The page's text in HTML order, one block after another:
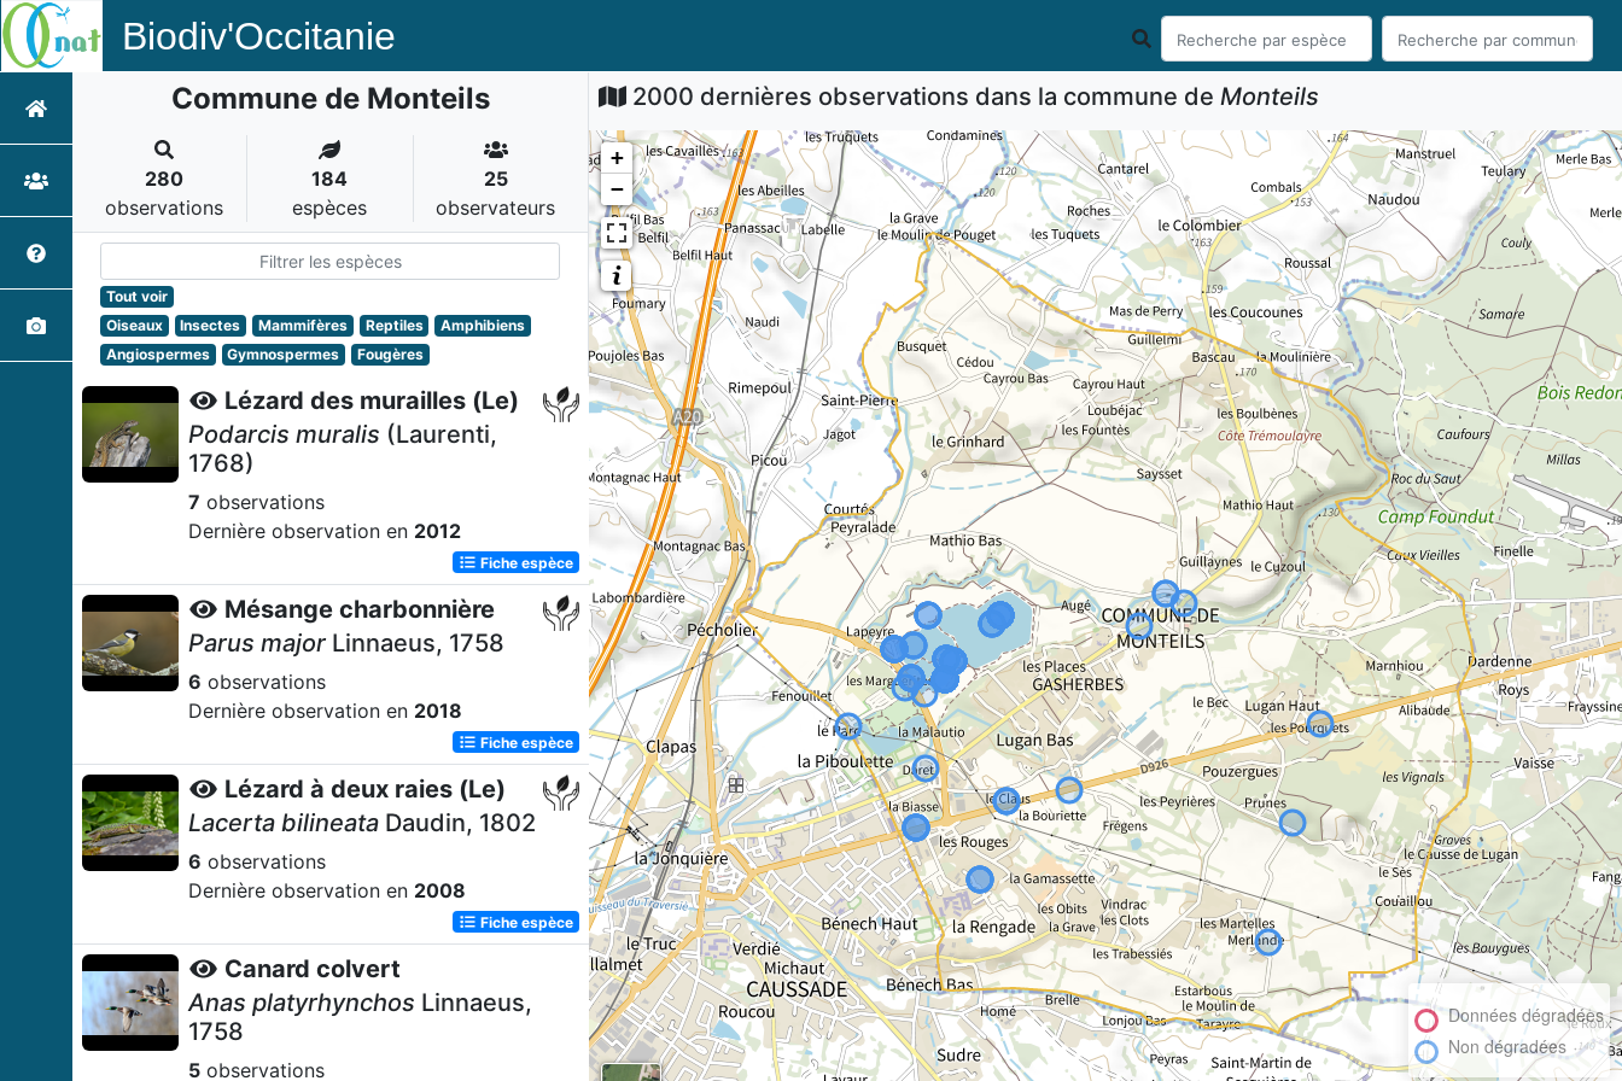
Biodiv'Occitanie
Commune de Monteils
280
observations
184
espèces
25
observateurs
Tout voir
Oiseaux
Insectes Mammifères Reptiles
Amphibiens
Angiospermes
Gymnospermes Fougères
Lézard des murailles (Le)
Podarcis muralis (Laurenti,
1768)
7 observations
Dernière observation en 2012
Fiche espèce
Mésange charbonnière
Parus major Linnaeus, 1758
6 observations
Dernière observation en 2018
Fiche espèce
Lézard à deux raies (Le)
Lacerta bilineata Daudin, 1802
6 observations
Dernière observation en 2008
Fiche espèce
Canard colvert
Anas platyrhynchos Linnaeus,
1758
5 observations
2000 dernières observations dans la commune de Monteils
+
−
Données dégradées
Non dégradées